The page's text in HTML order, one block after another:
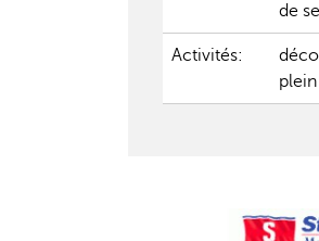
de
Activités: